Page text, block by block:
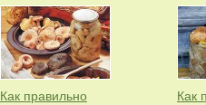
Как правильно
Как